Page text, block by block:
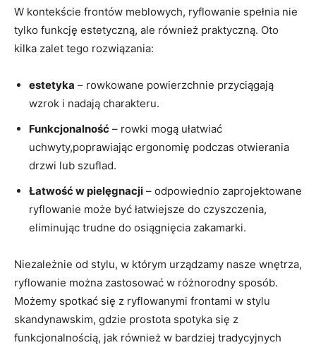
W kontekście frontów meblowych, ryflowanie spełnia nie
tylko funkcję estetyczną, ale również praktyczną. Oto
kilka zalet tego rozwiązania:
estetyka – rowkowane powierzchnie przyciągają
wzrok i nadają charakteru.
Funkcjonalność – rowki mogą ułatwiać
uchwyty,poprawiając ergonomię podczas otwierania
drzwi lub szuflad.
Łatwość w pielęgnacji – odpowiednio zaprojektowane
ryflowanie może być łatwiejsze do czyszczenia,
eliminując trudne do osiągnięcia zakamarki.
Niezależnie od stylu, w którym urządzamy nasze wnętrza,
ryflowanie można zastosować w różnorodny sposób.
Możemy spotkać się z ryflowanymi frontami w stylu
skandynawskim, gdzie prostota spotyka się z
funkcjonalnością, jak również w bardziej tradycyjnych